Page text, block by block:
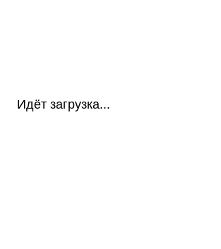
Идёт загрузка...